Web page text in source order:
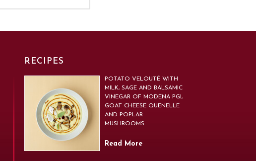
RECIPES
POTATO VELOUTÉ WITH
MILK, SAGE AND BALSAMIC
VINEGAR OF MODENA PGI,
GOAT CHEESE QUENELLE
AND POPLAR
MUSHROOMS
Read More